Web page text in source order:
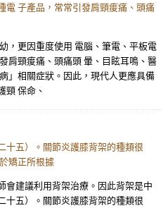
電 子產品，常常引發肩頸痠痛、頭痛
，更因重度使用 電腦、筆電、平板電
肩頸痠痛、頭痛頭 暈、目眩耳鳴、醫
」相關症狀。因此，現代人更應具備
頸 保命、
十五）。關節炎護膝背架的種類很
矯正所根據
會建議利用背架治療。因此背架是中
十五）。關節炎護膝背架的種類很